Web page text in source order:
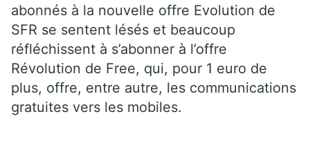
abonnés à la nouvelle offre Evolution de
SFR se sentent lésés et beaucoup
réfléchissent à s’abonner à l’offre
Révolution de Free, qui, pour 1 euro de
plus, offre, entre autre, les communications
gratuites vers les mobiles.